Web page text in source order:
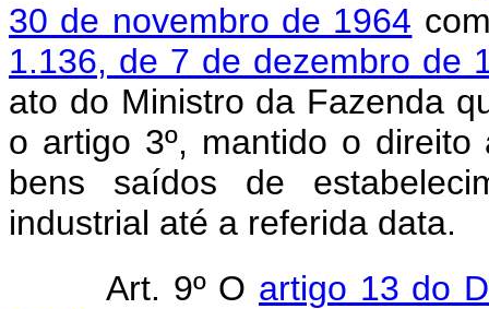
30 de novembro de 1964
1.136, de 7 de dezembro de
ato do Ministro da Fazenda
o artigo 3º, mantido o
bens saídos de
industrial até a referida data.
Art. 9º O artigo 13 do